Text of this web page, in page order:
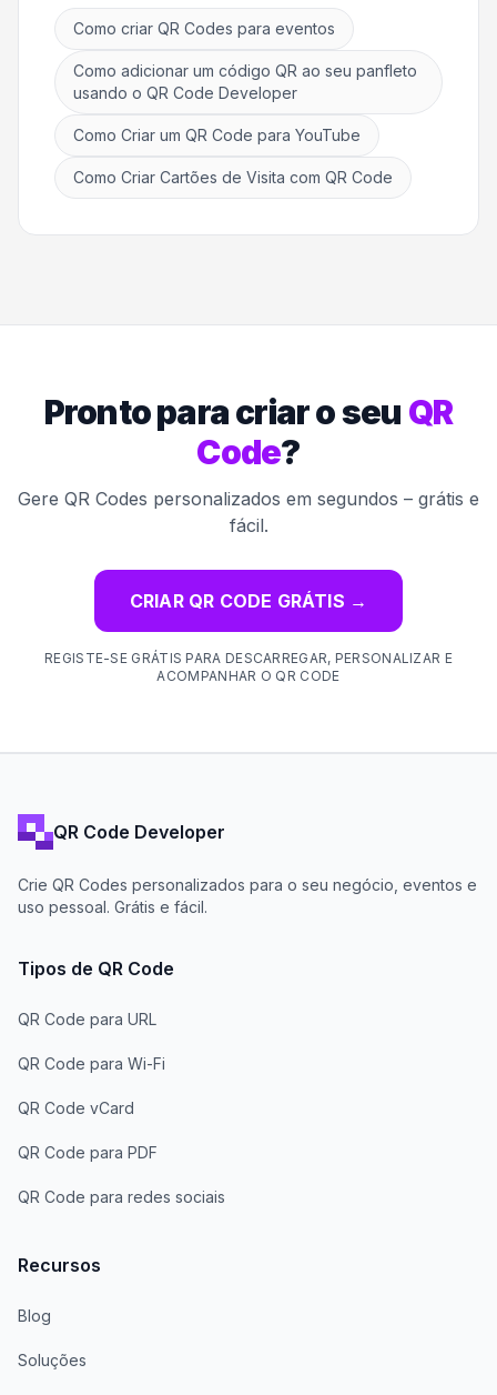
Como criar QR Codes para eventos
Como adicionar um código QR ao seu panfleto
usando o QR Code Developer
Como Criar um QR Code para YouTube
Como Criar Cartões de Visita com QR Code
Pronto para criar o seu QR
Code?
Gere QR Codes personalizados em segundos – grátis e
fácil.
CRIAR QR CODE GRÁTIS →
REGISTE-SE GRÁTIS PARA DESCARREGAR, PERSONALIZAR E
ACOMPANHAR O QR CODE
QR Code Developer
Crie QR Codes personalizados para o seu negócio, eventos e
uso pessoal. Grátis e fácil.
Tipos de QR Code
QR Code para URL
QR Code para Wi-Fi
QR Code vCard
QR Code para PDF
QR Code para redes sociais
Recursos
Blog
Soluções